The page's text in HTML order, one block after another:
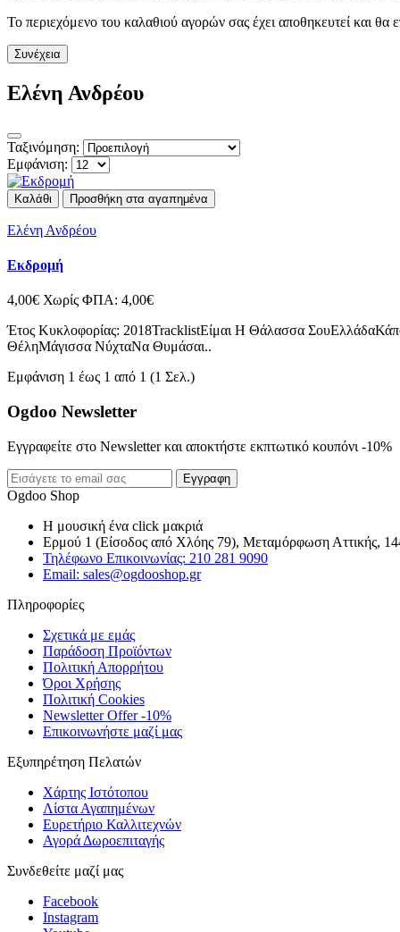
Το περιεχόμενο του καλαθιού αγορών σας έχει αποθηκευτεί και θα
Συνέχεια
Ελένη Ανδρέου
Ταξινόμηση:
Εμφάνιση:
Καλάθι Προσθήκη στα αγαπημένα
Ελένη Ανδρέου
Εκδρομή
4,00€ Χωρίς ΦΠΑ: 4,00€
Έτος Κυκλοφορίας: 2018TracklistΕίμαι Η Θάλασσα
ΘέληΜάγισσα ΝύχταΝα Θυμάσαι..
Εμφάνιση 1 έως 1 από 1 (1 Σελ.)
Ogdoo Newsletter
Εγγραφείτε στο Newsletter και αποκτήστε εκπτωτικό κουπόνι -10%
Εγγραφη
Ogdoo Shop
Η μουσική ένα click μακριά
Ερμού 1 (Είσοδος από Χλόης 79), Μεταμόρφωση Αττικής,
Τηλέφωνο Επικοινωνίας: 210 281 9090
Email: sales@ogdooshop.gr
Πληροφορίες
Σχετικά με εμάς
Παράδοση Προϊόντων
Πολιτική Απορρήτου
Όροι Χρήσης
Πολιτική Cookies
Newsletter Offer -10%
Επικοινωνήστε μαζί μας
Εξυπηρέτηση Πελατών
Χάρτης Ιστότοπου
Λίστα Αγαπημένων
Ευρετήριο Καλλιτεχνών
Αγορά Δωροεπιταγής
Συνδεθείτε μαζί μας
Facebook
Instagram